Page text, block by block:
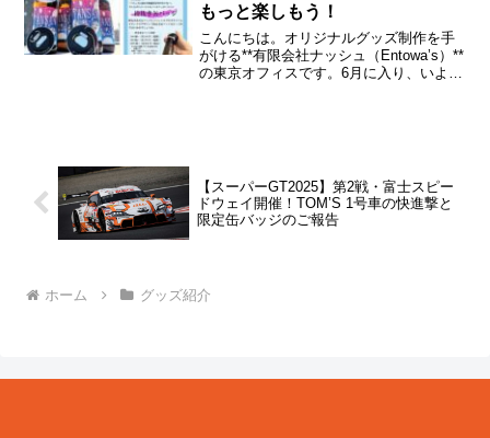
もっと楽しもう！
こんにちは。オリジナルグッズ制作を手
がける**有限会社ナッシュ（Entowa’s）**
の東京オフィスです。6月に入り、いよい
【スーパーGT2025】第2戦・富士スピー
ドウェイ開催！TOM’S 1号車の快進撃と
限定缶バッジのご報告
ホーム グッズ紹介